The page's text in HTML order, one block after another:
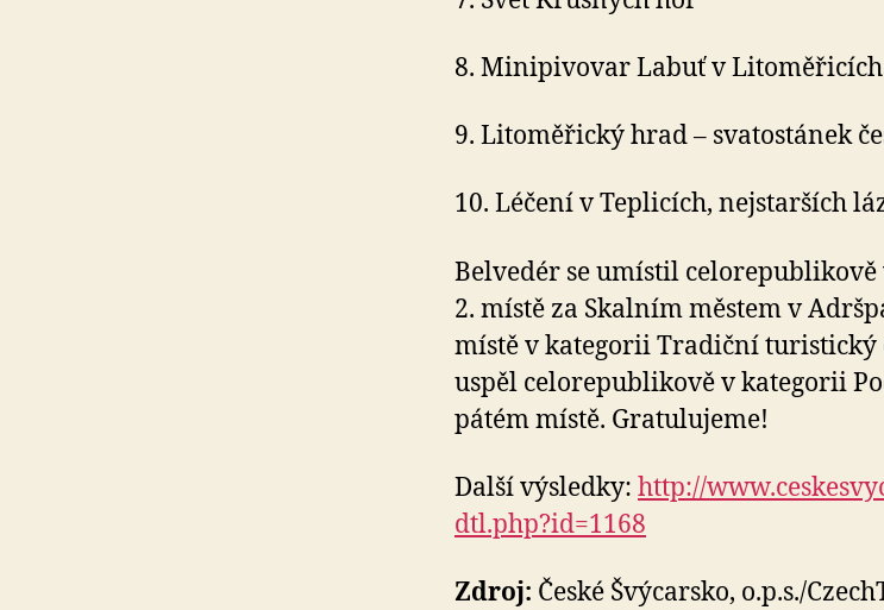
8. Minipivovar Labuť v Litoměřicích
9. Litoměřický hrad – svatostánek
10. Léčení v Teplicích, nejstarších
Belvedér se umístil
2. místě za Skalním městem v
místě v kategorii Tradiční turistický
uspěl celorepublikově v kategorii
pátém místě. Gratulujeme!
Další výsledky: http://
dtl.php?id=1168
Zdroj: České Švýcarsko, o.p.s./